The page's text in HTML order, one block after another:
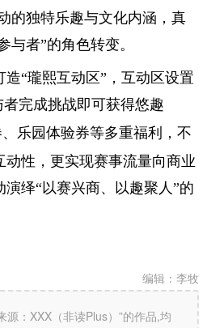
的独特乐趣与文化内涵，真
与者”的角色转变。
“瓏熙互动区”，互动区设置
完成挑战即可获得悠趣
乐园体验券等多重福利，不
动性，更实现赛事流量向商业
绎“以赛兴商、以趣聚人”的
编辑： 李牧
源：XXX（非读Plus）”的作品,均